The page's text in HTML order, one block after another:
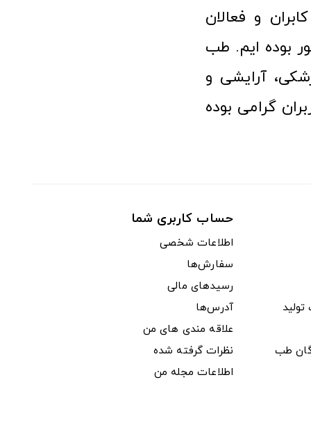
و فعالان
بوده ایم. طب
آرایشی و
گرامی بوده
طب
حساب کاربری شما
اطلاعات شخصی
سفارش‌ها
رسیدهای مالی
آدرس‌ها
علاقه مندی های من
نظرات گرفته شده
اطلاعات مجله من